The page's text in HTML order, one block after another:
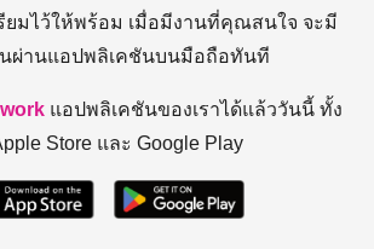
ยมไว้ให้พร้อม เมื่อมีงานที่คุณสนใจ จะมี
นผ่านแอปพลิเคชันบนมือถือทันที
แอปพลิเคชันของเราได้แล้ววันนี้ ทั้ง
Store และ Google Play